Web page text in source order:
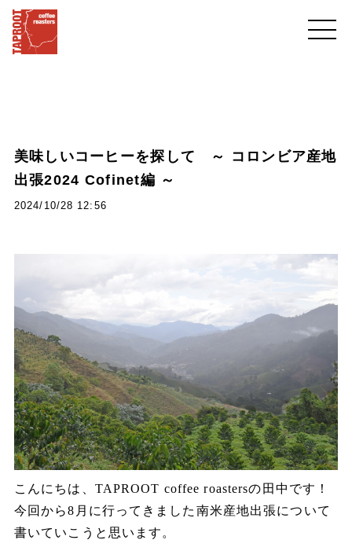
美味しいコーヒーを探して ～ コロンビア産地
出張2024 Cofinet編 ～
2024/10/28 12:56
こんにちは、TAPROOT coffee roastersの田中です！
今回から8月に行ってきました南米産地出張について
書いていこうと思います。